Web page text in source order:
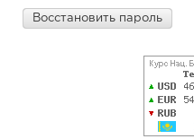
Восстановить пароль